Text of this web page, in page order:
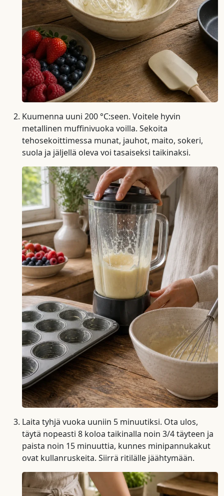
Kuumenna uuni 200 °C:seen. Voitele hyvin
metallinen muffinivuoka voilla. Sekoita
tehosekoittimessa munat, jauhot, maito, sokeri,
suola ja jäljellä oleva voi tasaiseksi taikinaksi.
Laita tyhjä vuoka uuniin 5 minuutiksi. Ota ulos,
täytä nopeasti 8 koloa taikinalla noin 3/4 täyteen ja
paista noin 15 minuuttia, kunnes minipannukakut
ovat kullanruskeita. Siirrä ritilälle jäähtymään.